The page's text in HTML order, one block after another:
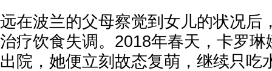
远在波兰的父母察觉到女儿的状况后
治疗饮食失调。2018年春天，卡罗
出院，她便立刻故态复萌，继续只吃